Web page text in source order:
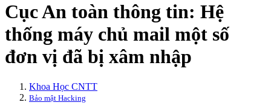
Cục An toàn thông tin: Hệ
thống máy chủ mail một số
đơn vị đã bị xâm nhập
Khoa Học CNTT
Bảo mật Hacking